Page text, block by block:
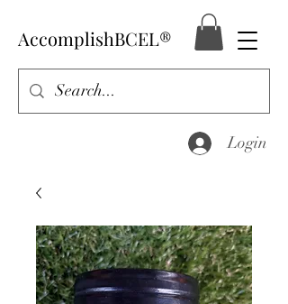
AccomplishBCEL®
Login